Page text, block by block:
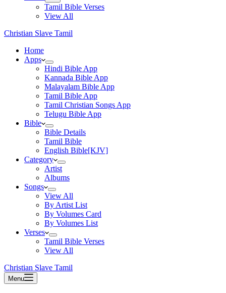
Tamil Bible Verses
View All
Christian Slave Tamil
Home
Apps
Hindi Bible App
Kannada Bible App
Malayalam Bible App
Tamil Bible App
Tamil Christian Songs App
Telugu Bible App
Bible
Bible Details
Tamil Bible
English Bible[KJV]
Category
Artist
Albums
Songs
View All
By Artist List
By Volumes Card
By Volumes List
Verses
Tamil Bible Verses
View All
Christian Slave Tamil
Menu